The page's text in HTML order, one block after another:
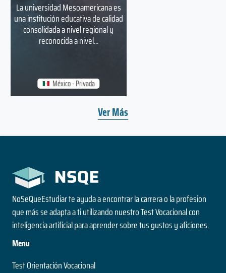
México - Privada
La universidad Mesoamericana es
una institución educativa de calidad
consolidada a nivel regional y
reconocida a nivel...
Ver Más
NoSeQueEstudiar te ayuda a encontrar la carrera o la profesion
que más se adapta a ti utilizando nuestro Test Vocacional con
inteligencia artificial para aprender sobre tus gustos y aficiones.
Menu
Test Orientación Vocacional